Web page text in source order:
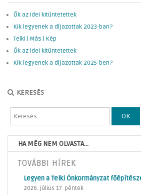
Ők az idei kitüntetettek
Kik legyenek a díjazottak 2023-ban?
Telki | Más | Kép
Ők az idei kitüntetettek
Kik legyenek a díjazottak 2025-ben?
KERESÉS
OK
HA MÉG NEM OLVASTA...
TOVÁBBI HÍREK
Legyen a Telki Önkormányzat
2026. július 17. péntek